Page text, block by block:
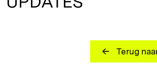
Terug